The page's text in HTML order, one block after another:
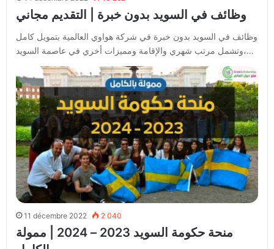
وظائف في السويد بدون خبرة | التقديم مجاني
وظائف في السويد بدون خبرة في شركة هواوي العالمية بتمويل كامل
وتشمل مرتب شهري والإقامة ومميزات أخري في عاصمة السويد،…
11 décembre 2022 2 040
منحة حكومة السويد 2023 – 2024 | ممولة